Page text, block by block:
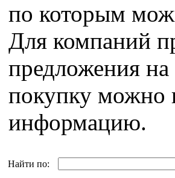
по которым
Для компаний
предложения
покупку можно
информацию.
Найти по: